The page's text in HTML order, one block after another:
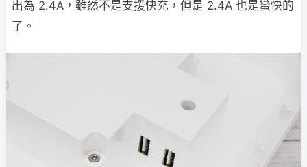
出為 2.4A，雖然不是支援快充，但是 2.4A 也是蠻快的
了。